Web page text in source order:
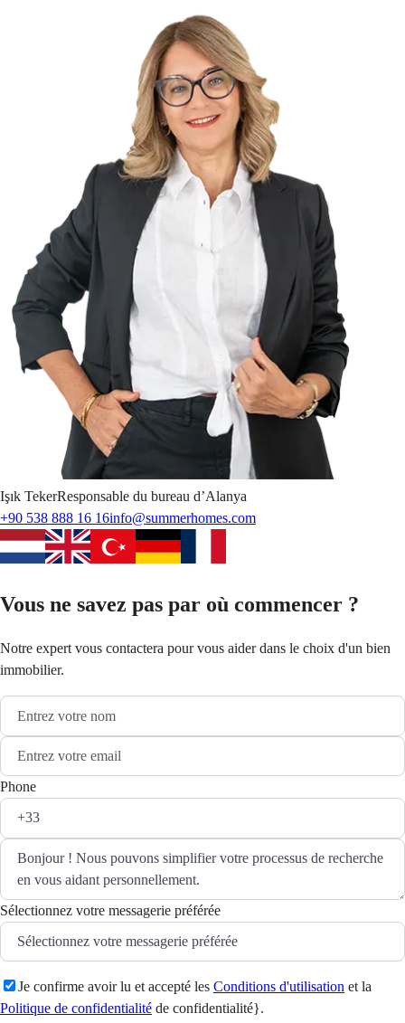
Işık TekerResponsable du bureau d’Alanya
+90 538 888 16 16info@summerhomes.com
Vous ne savez pas par où commencer ?
Notre expert vous contactera pour vous aider dans le choix d'un bien
immobilier.
Phone
Sélectionnez votre messagerie préférée
Je confirme avoir lu et accepté les Conditions d'utilisation et la
Politique de confidentialité de confidentialité}.